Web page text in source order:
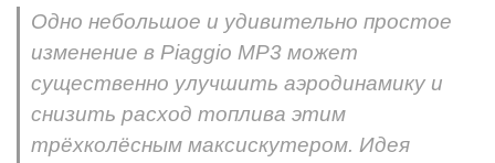
Одно небольшое и удивительно простое
изменение в Piaggio MP3 может
существенно улучшить аэродинамику и
снизить расход топлива этим
трёхколёсным максискутером. Идея